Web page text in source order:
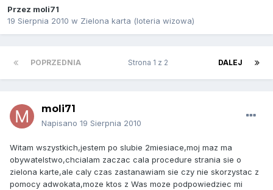
Przez moli71
19 Sierpnia 2010 w Zielona karta (loteria wizowa)
POPRZEDNIA DALEJ
Strona 1 z 2
moli71
Napisano 19 Sierpnia 2010
Witam wszystkich,jestem po slubie 2miesiace,moj maz ma
obywatelstwo,chcialam zaczac cala procedure strania sie o
zielona karte,ale caly czas zastanawiam sie czy nie skorzystac z
pomocy adwokata,moze ktos z Was moze podpowiedziec mi